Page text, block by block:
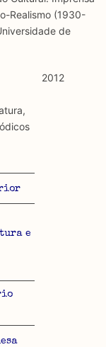
ter acesso
Trata-se de
é
em formato
de cálculo
Realismo (1930-
de
2012
e